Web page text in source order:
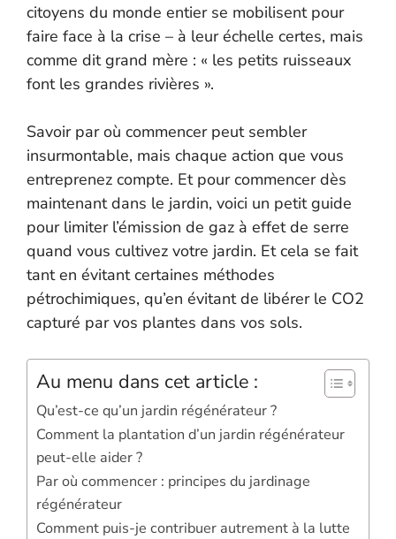
citoyens du monde entier se mobilisent pour
faire face à la crise – à leur échelle certes, mais
comme dit grand mère : « les petits ruisseaux
font les grandes rivières ».
Savoir par où commencer peut sembler
insurmontable, mais chaque action que vous
entreprenez compte. Et pour commencer dès
maintenant dans le jardin, voici un petit guide
pour limiter l’émission de gaz à effet de serre
quand vous cultivez votre jardin. Et cela se fait
tant en évitant certaines méthodes
pétrochimiques, qu’en évitant de libérer le CO2
capturé par vos plantes dans vos sols.
Au menu dans cet article :
Qu’est-ce qu’un jardin régénérateur ?
Comment la plantation d’un jardin régénérateur
peut-elle aider ?
Par où commencer : principes du jardinage
régénérateur
Comment puis-je contribuer autrement à la lutte